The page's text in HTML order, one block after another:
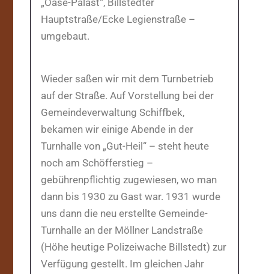
Hauptstraße/Ecke Legienstraße –
umgebaut.
Wieder saßen wir mit dem Turnbetrieb
auf der Straße. Auf Vorstellung bei der
Gemeindeverwaltung Schiffbek,
bekamen wir einige Abende in der
Turnhalle von „Gut-Heil“ – steht heute
noch am Schöfferstieg –
gebührenpflichtig zugewiesen, wo man
dann bis 1930 zu Gast war. 1931 wurde
uns dann die neu erstellte Gemeinde-
Turnhalle an der Möllner Landstraße
(Höhe heutige Polizeiwache Billstedt) zur
Verfügung gestellt. Im gleichen Jahr